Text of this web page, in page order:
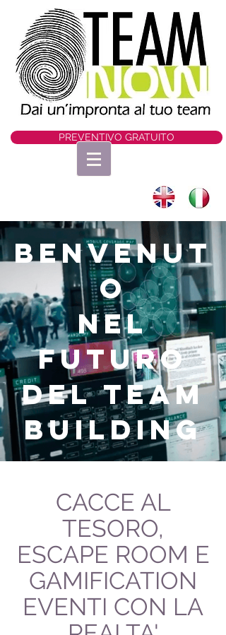
PREVENTIVO GRATUITO
BENVENUT
O
NEL
FUTURO
DEL TEAM
BUILDING
CACCE AL
TESORO,
ESCAPE ROOM E
GAMIFICATION
EVENTI CON LA